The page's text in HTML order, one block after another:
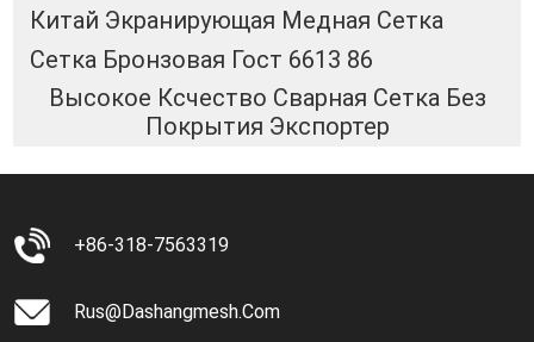
Китай Экранирующая Медная Сетка
Сетка Бронзовая Гост 6613 86
Высокое Ксчество Сварная Сетка Без
Покрытия Экспортер
+86-318-7563319
Rus@dashangmesh.com